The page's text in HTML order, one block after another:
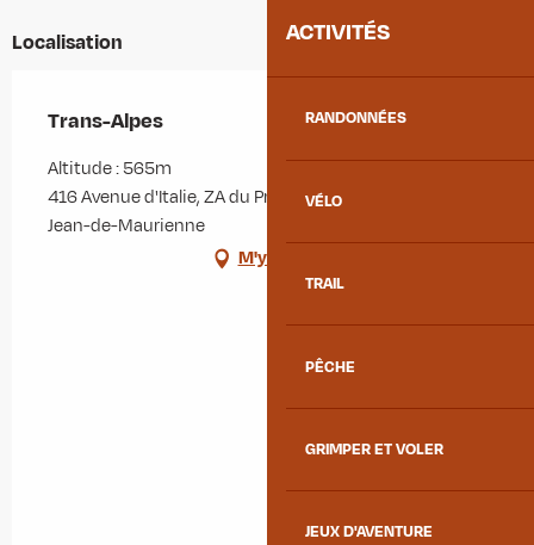
ACTIVITÉS
RANDONNÉES
VÉLO
TRAIL
PÊCHE
GRIMPER ET VOLER
JEUX D'AVENTURE
Localisation
Trans-Alpes
Altitude : 565m
416 Avenue d'Italie, ZA du Pré de la Garde, 73300 Saint-
Jean-de-Maurienne
M'y rendre